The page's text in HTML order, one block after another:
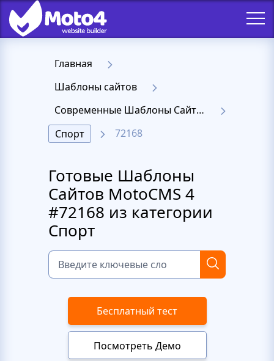
Главная
Шаблоны сайтов
Современные Шаблоны Сайтов - Moto 4
Спорт
72168
Готовые Шаблоны
Сайтов MotoCMS 4
#72168 из категории
Спорт
Бесплатный тест
Посмотреть Демо